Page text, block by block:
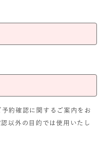
約確認に関するご案内をお
以外の目的では使用いたし